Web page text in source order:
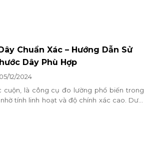
Chuẩn Xác – Hướng Dẫn Sử
Dây Phù Hợp
05/12/2024
cuộn, là công cụ đo lường phổ biến trong
tính linh hoạt và độ chính xác cao. Dưới